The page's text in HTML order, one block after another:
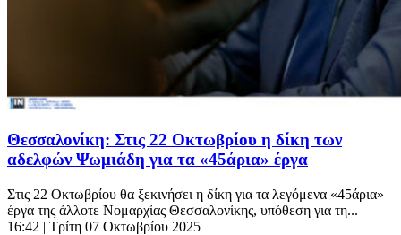
Θεσσαλονίκη: Στις 22 Οκτωβρίου η δίκη των
αδελφών Ψωμιάδη για τα «45άρια» έργα
Στις 22 Οκτωβρίου θα ξεκινήσει η δίκη για τα λεγόμενα «45άρια»
έργα της άλλοτε Νομαρχίας Θεσσαλονίκης, υπόθεση για τη...
16:42 | Τρίτη 07 Οκτωβρίου 2025